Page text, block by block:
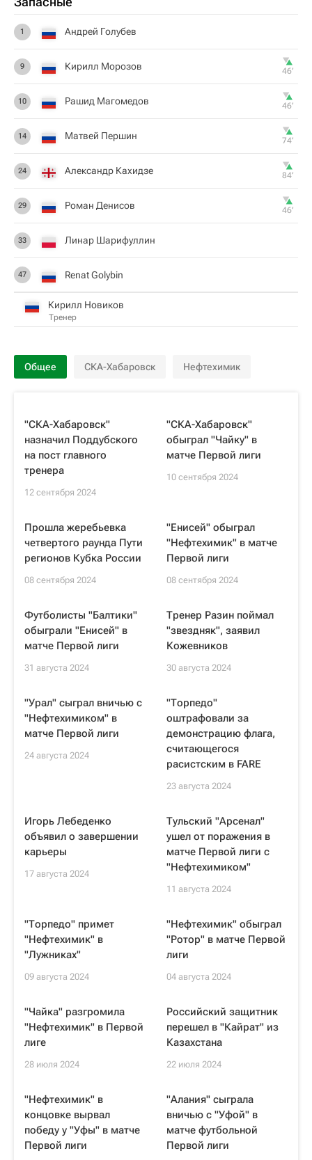
1 Андрей Голубев
9 Кирилл Морозов 46‎’‎
10 Рашид Магомедов 46‎’‎
14 Матвей Першин 74‎’‎
24 Александр Кахидзе 84‎’‎
29 Роман Денисов 46‎’‎
33 Линар Шарифуллин
47 Renat Golybin
Кирилл Новиков
Тренер
Общее СКА-Хабаровск Нефтехимик
"СКА-Хабаровск"
назначил Поддубского
на пост главного
тренера
12 сентября 2024
"СКА-Хабаровск"
обыграл "Чайку" в
матче Первой лиги
10 сентября 2024
Прошла жеребьевка
четвертого раунда Пути
регионов Кубка России
08 сентября 2024
"Енисей" обыграл
"Нефтехимик" в матче
Первой лиги
08 сентября 2024
Футболисты "Балтики"
обыграли "Енисей" в
матче Первой лиги
31 августа 2024
Тренер Разин поймал
"звездняк", заявил
Кожевников
30 августа 2024
"Урал" сыграл вничью с
"Нефтехимиком" в
матче Первой лиги
24 августа 2024
"Торпедо"
оштрафовали за
демонстрацию флага,
считающегося
расистским в FARE
23 августа 2024
Игорь Лебеденко
объявил о завершении
карьеры
17 августа 2024
Тульский "Арсенал"
ушел от поражения в
матче Первой лиги с
"Нефтехимиком"
11 августа 2024
"Торпедо" примет
"Нефтехимик" в
"Лужниках"
09 августа 2024
"Нефтехимик" обыграл
"Ротор" в матче Первой
лиги
04 августа 2024
"Чайка" разгромила
"Нефтехимик" в Первой
лиге
28 июля 2024
Российский защитник
перешел в "Кайрат" из
Казахстана
22 июля 2024
"Нефтехимик" в
концовке вырвал
победу у "Уфы" в матче
Первой лиги
"Алания" сыграла
вничью с "Уфой" в
матче футбольной
Первой лиги